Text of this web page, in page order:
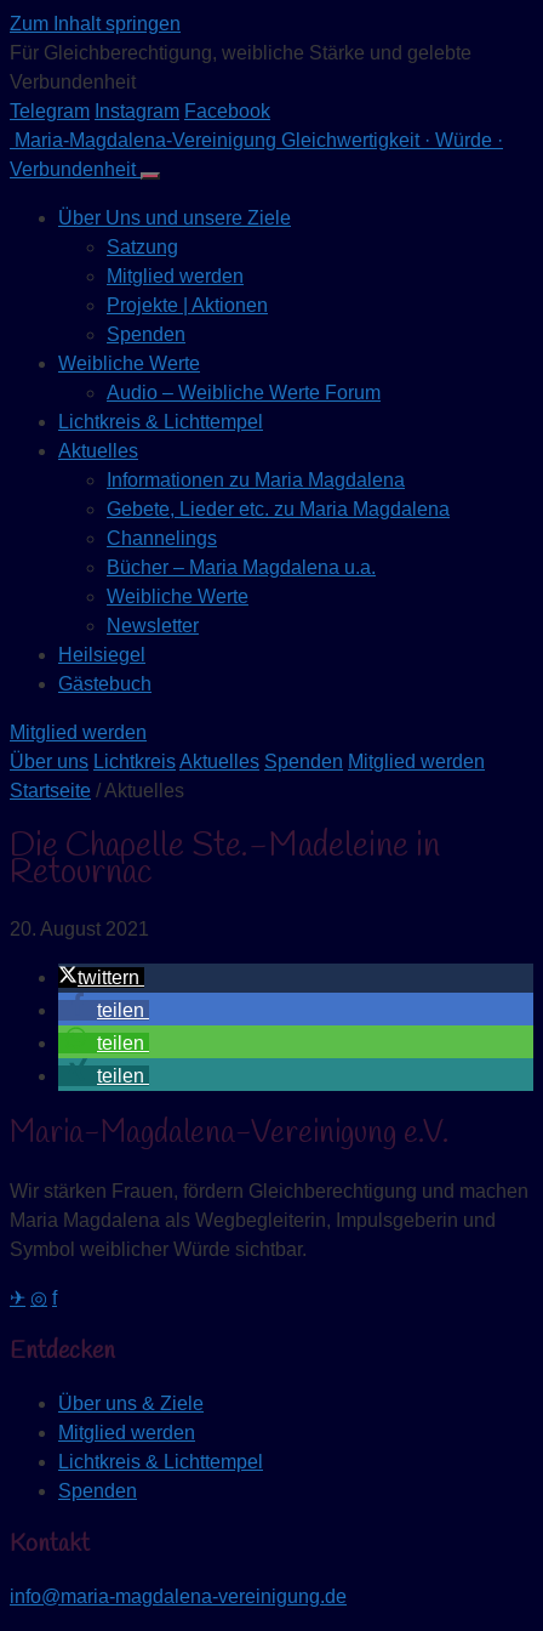
Zum Inhalt springen
Für Gleichberechtigung, weibliche Stärke und gelebte
Verbundenheit
Telegram Instagram Facebook
Maria-Magdalena-Vereinigung Gleichwertigkeit · Würde ·
Verbundenheit
Über Uns und unsere Ziele
Satzung
Mitglied werden
Projekte | Aktionen
Spenden
Weibliche Werte
Audio – Weibliche Werte Forum
Lichtkreis & Lichttempel
Aktuelles
Informationen zu Maria Magdalena
Gebete, Lieder etc. zu Maria Magdalena
Channelings
Bücher – Maria Magdalena u.a.
Weibliche Werte
Newsletter
Heilsiegel
Gästebuch
Mitglied werden
Über uns LichtkreisAktuelles Spenden Mitglied werden
Startseite / Aktuelles
Die Chapelle Ste.-Madeleine in
Retournac
20. August 2021
twittern
teilen
teilen
teilen
Maria-Magdalena-Vereinigung e.V.
Wir stärken Frauen, fördern Gleichberechtigung und machen
Maria Magdalena als Wegbegleiterin, Impulsgeberin und
Symbol weiblicher Würde sichtbar.
✈ ◎ f
Entdecken
Über uns & Ziele
Mitglied werden
Lichtkreis & Lichttempel
Spenden
Kontakt
info@maria-magdalena-vereinigung.de